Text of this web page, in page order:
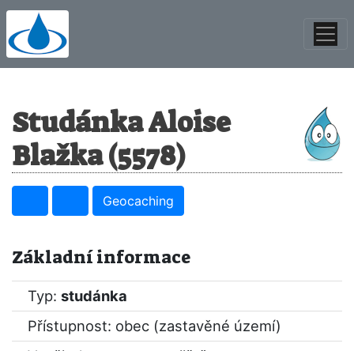
Studánka Aloise
Blažka (5578)
Geocaching
Základní informace
Typ: studánka
Přístupnost: obec (zastavěné území)